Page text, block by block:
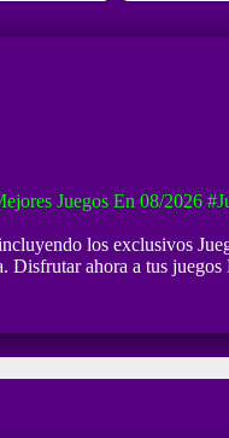
Juegos En 08/2026
los exclusivos
ahora a tus